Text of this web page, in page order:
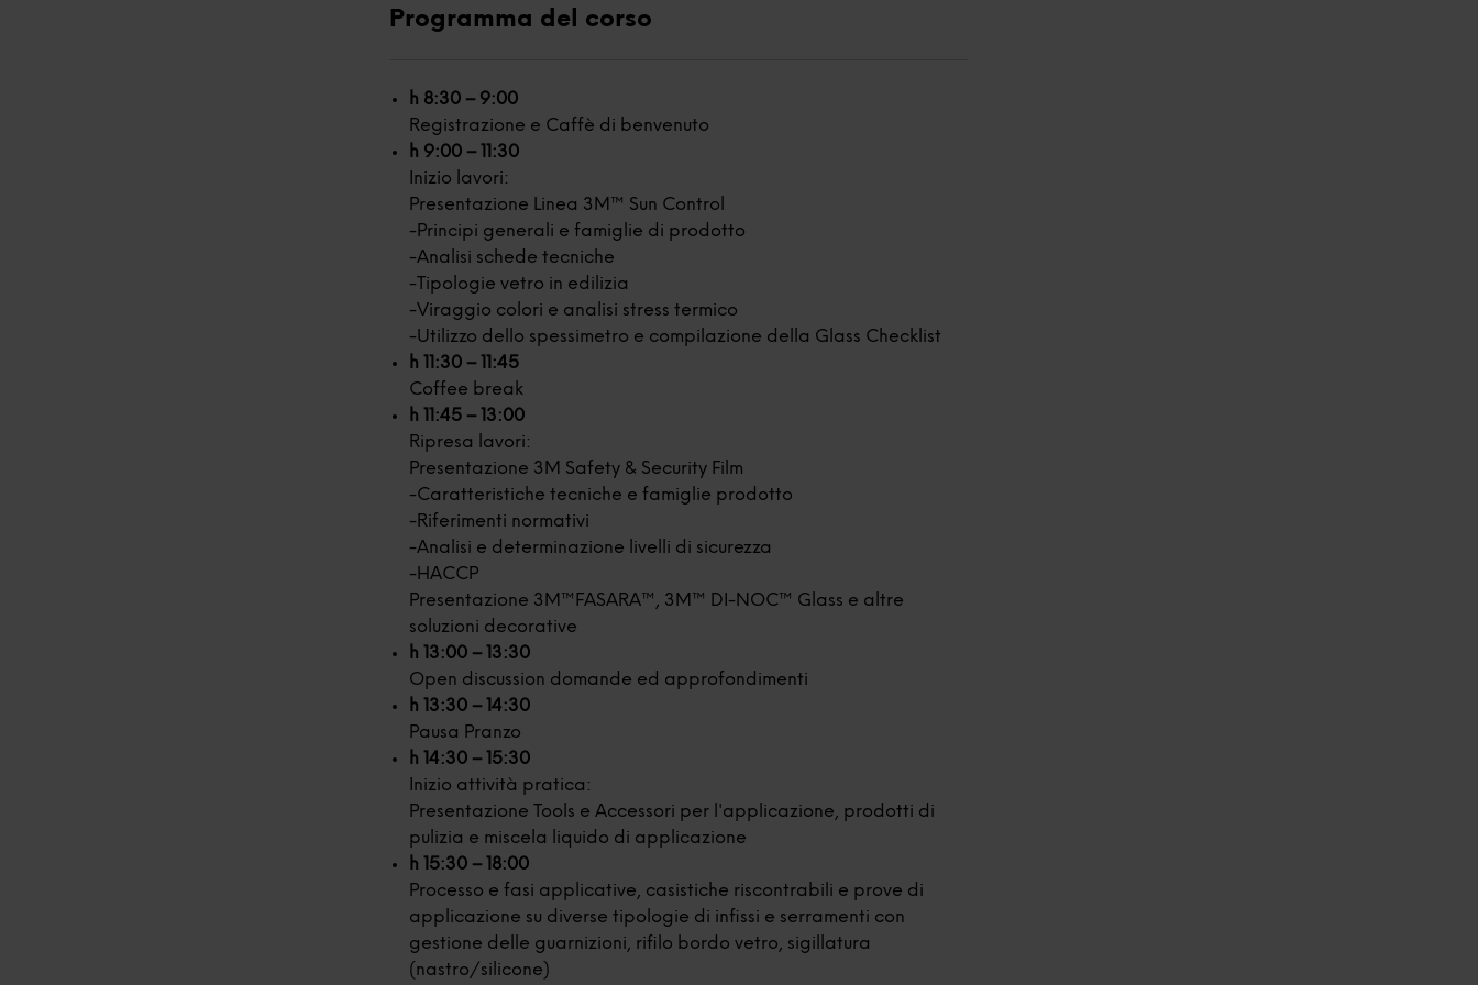
Programma del corso
h 8:30 – 9:00
Registrazione e Caffè di benvenuto
h 9:00 – 11:30
Inizio lavori:
Presentazione Linea 3M™ Sun Control
-Principi generali e famiglie di prodotto
-Analisi schede tecniche
-Tipologie vetro in edilizia
-Viraggio colori e analisi stress termico
-Utilizzo dello spessimetro e compilazione della Glass Checklist
h 11:30 – 11:45
Coffee break
h 11:45 – 13:00
Ripresa lavori:
Presentazione 3M Safety & Security Film
-Caratteristiche tecniche e famiglie prodotto
-Riferimenti normativi
-Analisi e determinazione livelli di sicurezza
-HACCP
Presentazione 3M™FASARA™, 3M™ DI-NOC™ Glass e altre
soluzioni decorative
h 13:00 – 13:30
Open discussion domande ed approfondimenti
h 13:30 – 14:30
Pausa Pranzo
h 14:30 – 15:30
Inizio attività pratica:
Presentazione Tools e Accessori per l'applicazione, prodotti di
pulizia e miscela liquido di applicazione
h 15:30 – 18:00
Processo e fasi applicative, casistiche riscontrabili e prove di
applicazione su diverse tipologie di infissi e serramenti con
gestione delle guarnizioni, rifilo bordo vetro, sigillatura
(nastro/silicone)